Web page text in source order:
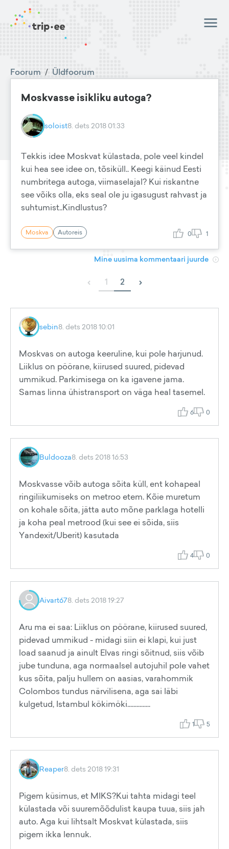
Foorum / Üldfoorum
Moskvasse isikliku autoga?
soloist8. dets 2018 01:33
Tekkis idee Moskvat külastada, pole veel kindel
kui hea see idee on, tõsiküll.. Keegi käinud Eesti
numbritega autoga, viimaselajal? Kui riskantne
see võiks olla, eks seal ole ju igasugust rahvast ja
suhtumist..Kindlustus?
Moskva Autoreis 0 1
Mine uusima kommentaari juurde
‹ 1 2 ›
sebin8. dets 2018 10:01
Moskvas on autoga keeruline, kui pole harjunud.
Liiklus on pöörane, kiirused suured, pidevad
ummikud. Parkimisega on ka igavene jama.
Samas linna ühistransport on väga heal tasemel.
6 0
Buldooza8. dets 2018 16:53
Moskvasse võib autoga sõita küll, ent kohapeal
ringiliikumiseks on metroo etem. Kõie muretum
on kohale sõita, jätta auto mõne parklaga hotelli
ja koha peal metrood (kui see ei sõida, siis
Yandexit/Uberit) kasutada
4 0
Aivart678. dets 2018 19:27
Aru ma ei saa: Liiklus on pöörane, kiirused suured,
pidevad ummikud - midagi siin ei klapi, kui just
load saanud ja ainult Elvas ringi sõitnud, siis võib
jube tunduna, aga normaalsel autojuhil pole vahet
kus sõita, palju hullem on aasias, varahommik
Colombos tundus närvilisena, aga sai läbi
kulgetud, Istambul kökimöki...............
1 5
Reaper8. dets 2018 19:31
Pigem küsimus, et MIKS?Kui tahta midagi teel
külastada või suuremõõdulist kaupa tuua, siis jah
auto. Aga kui lihtsalt Moskvat külastada, siis
pigem ikka lennuk.